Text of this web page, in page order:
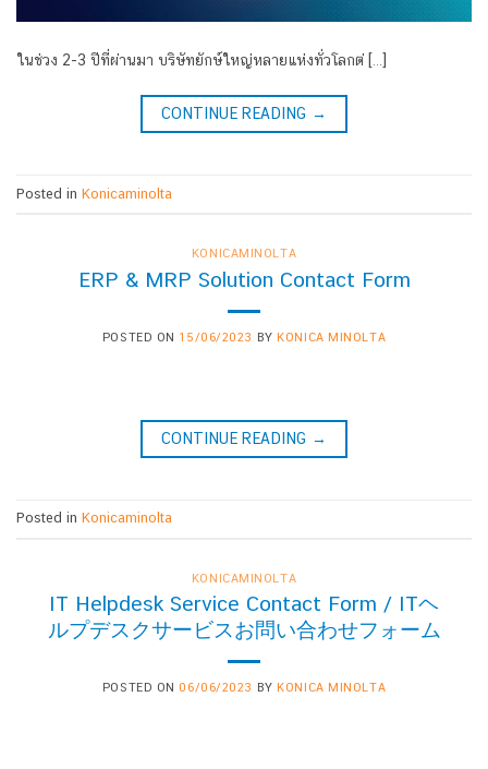
ในช่วง 2-3 ปีที่ผ่านมา บริษัทยักษ์ใหญ่หลายแห่งทั่วโลกต่ […]
CONTINUE READING →
Posted in Konicaminolta
KONICAMINOLTA
ERP & MRP Solution Contact Form
POSTED ON 15/06/2023 BYKONICA MINOLTA
CONTINUE READING →
Posted in Konicaminolta
KONICAMINOLTA
IT Helpdesk Service Contact Form / ITヘ
ルプデスクサービスお問い合わせフォーム
POSTED ON06/06/2023 BYKONICA MINOLTA